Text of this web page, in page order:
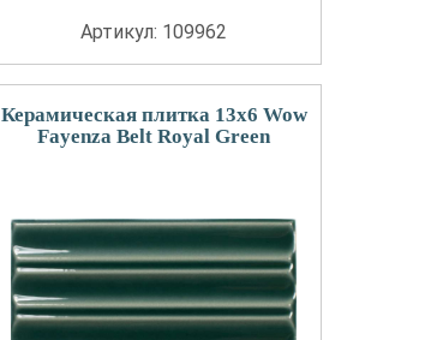
Артикул: 109962
Керамическая плитка 13x6 Wow
Fayenza Belt Royal Green